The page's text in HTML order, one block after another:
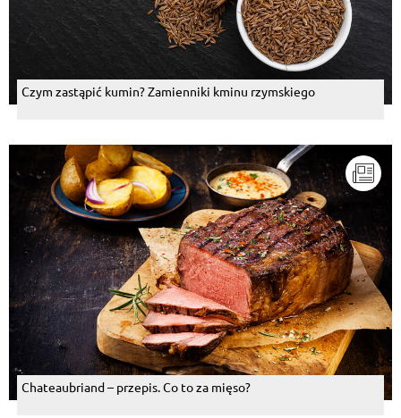
Czym zastąpić kumin? Zamienniki kminu rzymskiego
Chateaubriand – przepis. Co to za mięso?